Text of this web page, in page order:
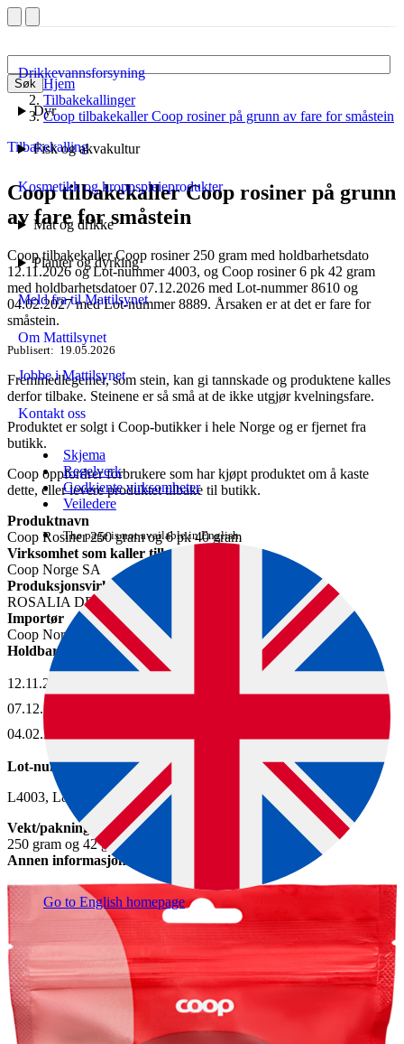
Søk
Drikkevannsforsyning
Dyr
Fisk og akvakultur
Kosmetikk og kroppspleieprodukter
Mat og drikke
Planter og dyrking
Meld fra til Mattilsynet
Om Mattilsynet
Jobbe i Mattilsynet
Kontakt oss
Skjema
Regelverk
Godkjente virksomheter
Veiledere
The page is not available in English.
Go to English homepage
Hjem
Tilbakekallinger
Coop tilbakekaller Coop rosiner på grunn av fare for småstein
Tilbakekalling
Coop tilbakekaller Coop rosiner på grunn
av fare for småstein
Coop tilbakekaller Coop rosiner 250 gram med holdbarhetsdato
12.11.2026 og Lot-nummer 4003, og Coop rosiner 6 pk 42 gram
med holdbarhetsdatoer 07.12.2026 med Lot-nummer 8610 og
04.02.2027 med Lot-nummer 8889. Årsaken er at det er fare for
småstein.
Publisert 19.05.2026
Fremmedlegemer, som stein, kan gi tannskade og produktene kalles
derfor tilbake. Steinene er så små at de ikke utgjør kvelningsfare.
Produktet er solgt i Coop-butikker i hele Norge og er fjernet fra
butikk.
Coop oppfordrer forbrukere som har kjøpt produktet om å kaste
dette, eller levere produktet tilbake til butikk.
Produktnavn
Coop Rosiner 250 gram og 6 pk 40 gram
Virksomhet som kaller tilbake varen
Coop Norge SA
Produksjonsvirksomhet
ROSALIA DRAGONETTI CERES GIDA SAN V
Importør
Coop Norge SA
Holdbarhetsdato
12.11.2026
07.12.2026
04.02.2027
Lot-nummer
L4003, L8610, L8889
Vekt/pakningsstørrelse
250 gram og 42 gram (6 pk)
Annen informasjon